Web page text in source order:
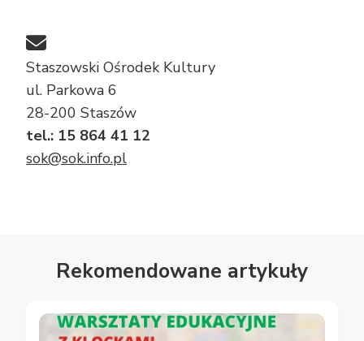
Staszowski Ośrodek Kultury
ul. Parkowa 6
28-200 Staszów
tel.: 15 864 41 12
sok@sok.info.pl
Rekomendowane artykuły